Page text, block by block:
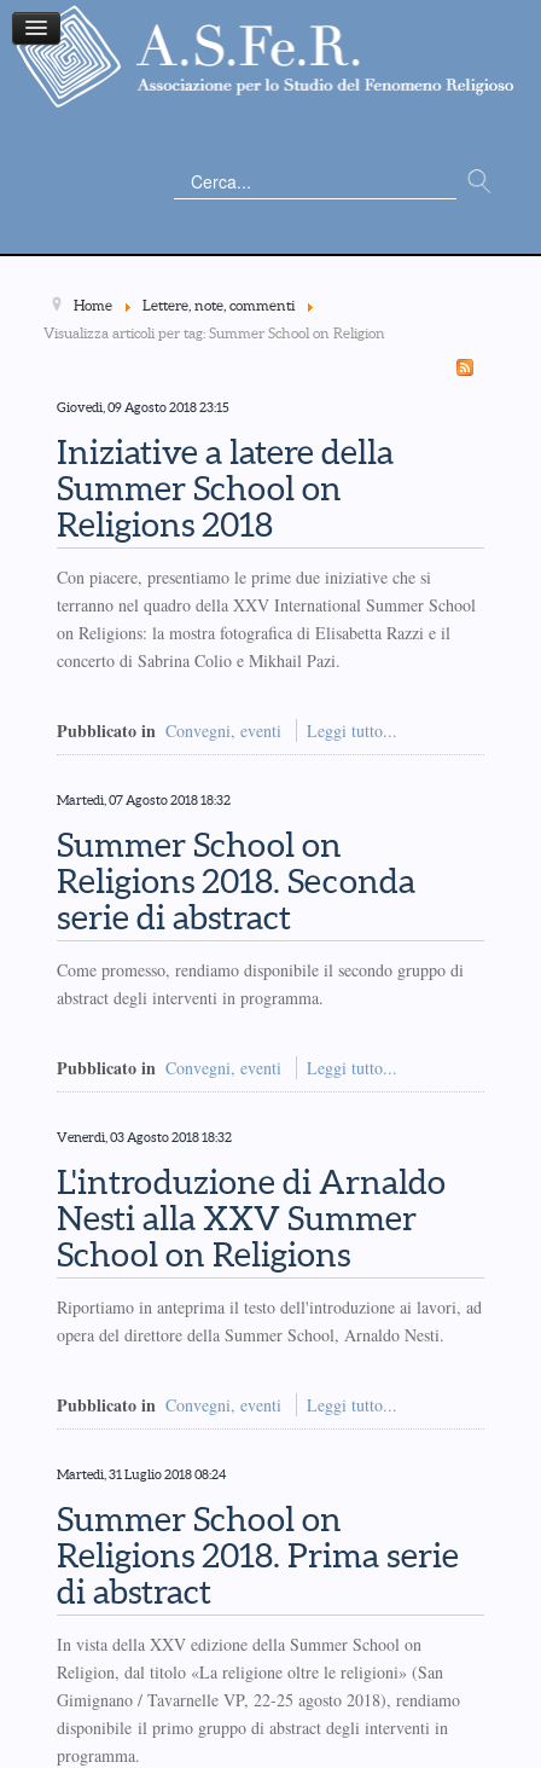
Cerca...
Home
Lettere, note, commenti
Visualizza articoli per tag: Summer School on Religion
Giovedì, 09 Agosto 2018 23:15
Iniziative a latere della
Summer School on
Religions 2018
Con piacere, presentiamo le prime due iniziative che si
terranno nel quadro della XXV International Summer School
on Religions: la mostra fotografica di Elisabetta Razzi e il
concerto di Sabrina Colio e Mikhail Pazi.
Pubblicato in Convegni, eventi Leggi tutto...
Martedì, 07 Agosto 2018 18:32
Summer School on
Religions 2018. Seconda
serie di abstract
Come promesso, rendiamo disponibile il secondo gruppo di
abstract degli interventi in programma.
Pubblicato in Convegni, eventi Leggi tutto...
Venerdì, 03 Agosto 2018 18:32
L'introduzione di Arnaldo
Nesti alla XXV Summer
School on Religions
Riportiamo in anteprima il testo dell'introduzione ai lavori, ad
opera del direttore della Summer School, Arnaldo Nesti.
Pubblicato in Convegni, eventi Leggi tutto...
Martedì, 31 Luglio 2018 08:24
Summer School on
Religions 2018. Prima serie
di abstract
In vista della XXV edizione della Summer School on
Religion, dal titolo «La religione oltre le religioni» (San
Gimignano / Tavarnelle VP, 22-25 agosto 2018), rendiamo
disponibile il primo gruppo di abstract degli interventi in
programma.